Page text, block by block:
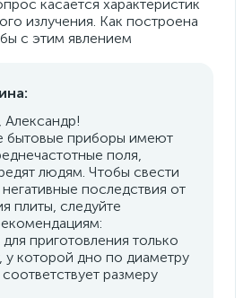
касается характеристик
излучения. Как построена
с этим явлением
бытовые приборы имеют
поля,
людям. Чтобы свести
последствия от
плиты, следуйте
приготовления только
у которой дно по диаметру
размеру